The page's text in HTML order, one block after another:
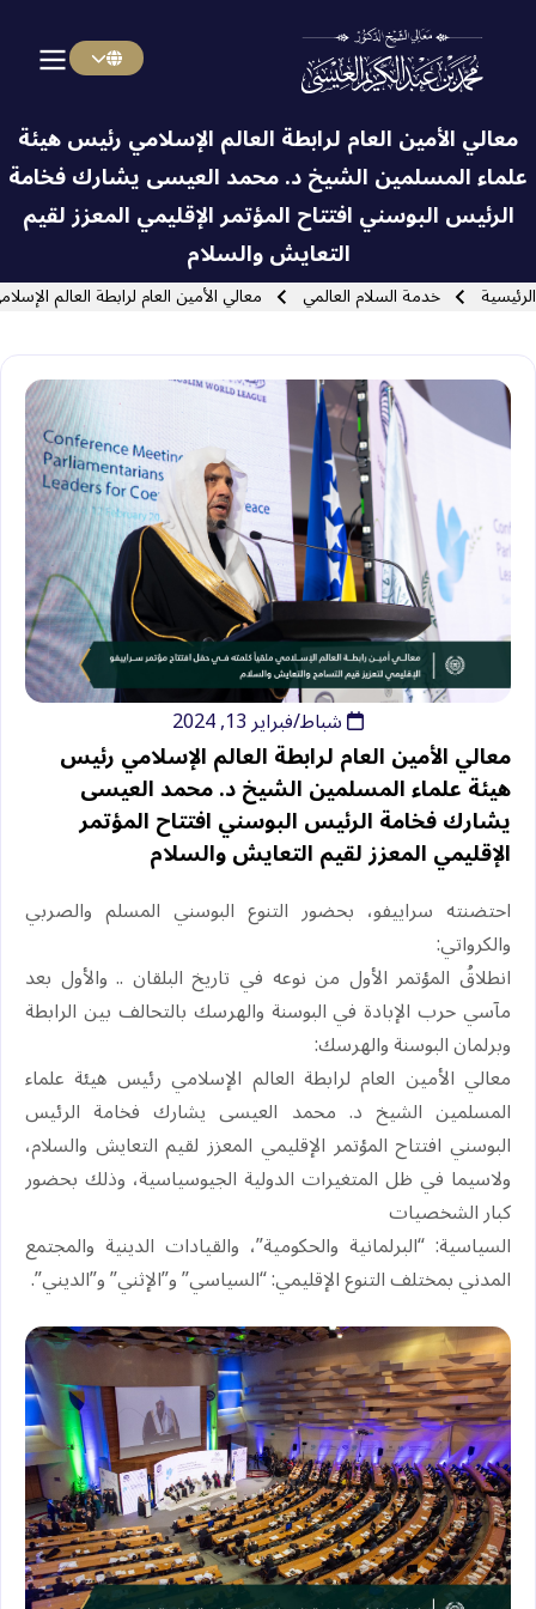
Skip to main navigation
Close search
معالي الأمين العام لرابطة العالم الإسلامي رئيس هيئة
علماء المسلمين الشيخ د. ⁧‫محمد العيسى‬⁩ يشارك فخامة
الرئيس البوسني افتتاح المؤتمر الإقليمي المعزز لقيم
التعايش والسلام
مسار التنقل
الرئيسية خدمة السلام العالمي معالي الأمين العام لرابطة العالم
شباط/فبراير 13, 2024
معالي الأمين العام لرابطة العالم الإسلامي رئيس
هيئة علماء المسلمين الشيخ د. ⁧‫محمد العيسى‬⁩
يشارك فخامة الرئيس البوسني افتتاح المؤتمر
الإقليمي المعزز لقيم التعايش والسلام
‏احتضنته سراييفو، بحضور التنوع البوسني المسلم والصربي
والكرواتي:
‏انطلاقُ المؤتمر الأول من نوعه في تاريخ البلقان .. والأول بعد
مآسي حرب الإبادة في البوسنة والهرسك بالتحالف بين الرابطة
وبرلمان البوسنة والهرسك:
‏معالي الأمين العام لرابطة العالم الإسلامي رئيس هيئة علماء
المسلمين الشيخ د. ⁧‫محمد العيسى‬⁩ يشارك فخامة الرئيس
البوسني افتتاح المؤتمر الإقليمي المعزز لقيم التعايش والسلام،
ولاسيما في ظل المتغيرات الدولية الجيوسياسية، وذلك بحضور
كبار الشخصيات
‏السياسية: “البرلمانية والحكومية”، والقيادات الدينية والمجتمع
المدني بمختلف التنوع الإقليمي: “السياسي” و”الإثني” و”الديني”.